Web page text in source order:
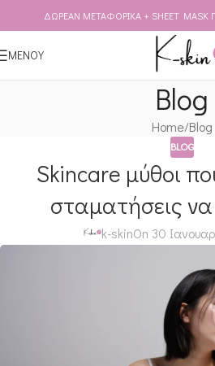
Skip to navigation
Skip to main content
ΔΩΡΕΑΝ ΜΕΤΑΦΟΡΙΚΑ + SHEET MASK
ΜΕΝΟΥ
Blog
Home Blog
BLOG
Skincare μύθοι
σταματήσεις να
k-skinOn 30